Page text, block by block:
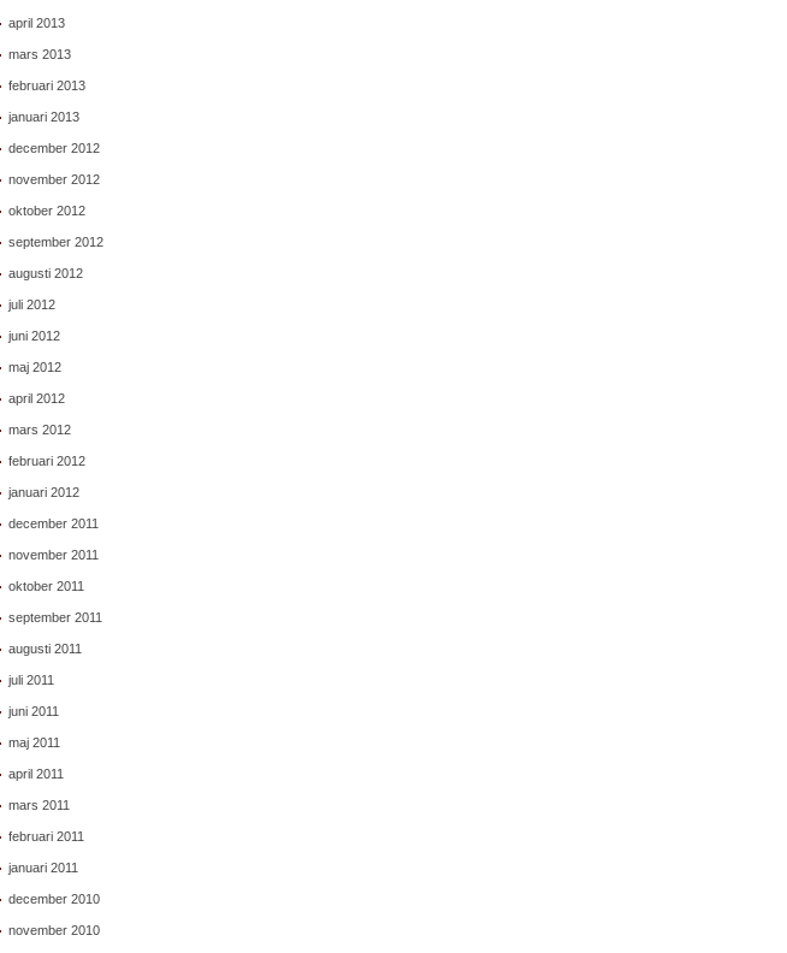
april 2013
mars 2013
februari 2013
januari 2013
december 2012
november 2012
oktober 2012
september 2012
augusti 2012
juli 2012
juni 2012
maj 2012
april 2012
mars 2012
februari 2012
januari 2012
december 2011
november 2011
oktober 2011
september 2011
augusti 2011
juli 2011
juni 2011
maj 2011
april 2011
mars 2011
februari 2011
januari 2011
december 2010
november 2010